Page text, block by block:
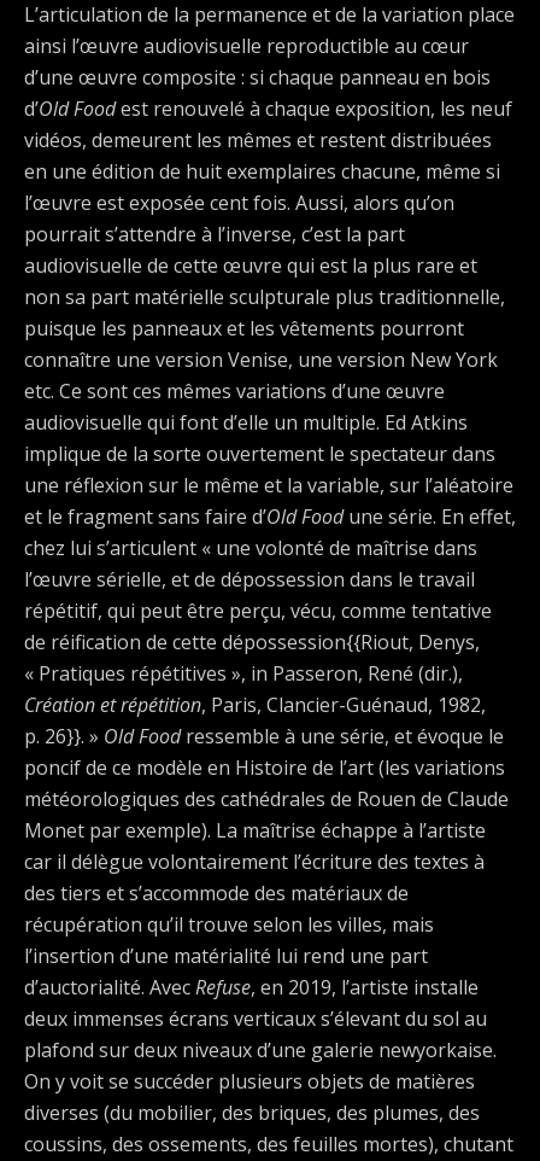
L’articulation de la permanence et de la variation place
ainsi l’œuvre audiovisuelle reproductible au cœur
d’une œuvre composite : si chaque panneau en bois
d’Old Foodest renouvelé à chaque exposition, les neuf
vidéos, demeurent les mêmes et restent distribuées
en une édition de huit exemplaires chacune, même si
l’œuvre est exposée cent fois. Aussi, alors qu’on
pourrait s’attendre à l’inverse, c’est la part
audiovisuelle de cette œuvre qui est la plus rare et
non sa part matérielle sculpturale plus traditionnelle,
puisque les panneaux et les vêtements pourront
connaître une version Venise, une version New York
etc. Ce sont ces mêmes variations d’une œuvre
audiovisuelle qui font d’elle un multiple. Ed Atkins
implique de la sorte ouvertement le spectateur dans
une réflexion sur le même et la variable, sur l’aléatoire
et le fragment sans faire d’Old Foodune série. En effet,
chez lui s’articulent « une volonté de maîtrise dans
l’œuvre sérielle, et de dépossession dans le travail
répétitif, qui peut être perçu, vécu, comme tentative
de réification de cette dépossession{{Riout, Denys,
« Pratiques répétitives », in Passeron, René (dir.),
Création et répétition, Paris, Clancier-Guénaud, 1982,
p. 26}}. » Old Foodressemble à une série, et évoque le
poncif de ce modèle en Histoire de l’art (les variations
météorologiques des cathédrales de Rouen de Claude
Monet par exemple). La maîtrise échappe à l’artiste
car il délègue volontairement l’écriture des textes à
des tiers et s’accommode des matériaux de
récupération qu’il trouve selon les villes, mais
l’insertion d’une matérialité lui rend une part
d’auctorialité. AvecRefuse, en 2019, l’artiste installe
deux immenses écrans verticaux s’élevant du sol au
plafond sur deux niveaux d’une galerie newyorkaise.
On y voit se succéder plusieurs objets de matières
diverses (du mobilier, des briques, des plumes, des
coussins, des ossements, des feuilles mortes), chutant